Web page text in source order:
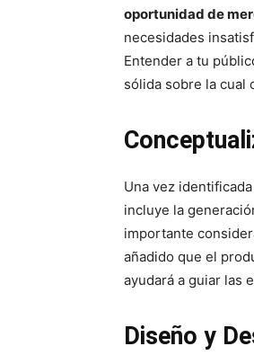
oportunidad de
necesidades
Entender a tu
sólida sobre la cual
Una vez
incluye la
importante
añadido que el
ayudará a guiar las
Diseño y